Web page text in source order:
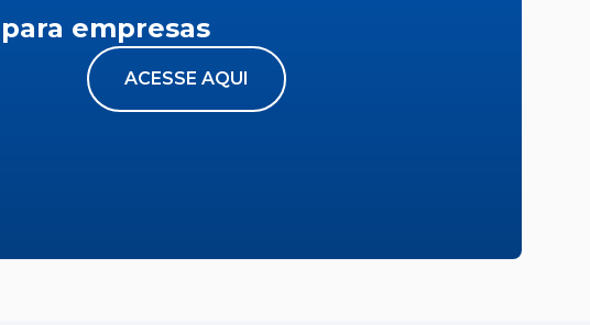
empresas
ACESSE AQUI